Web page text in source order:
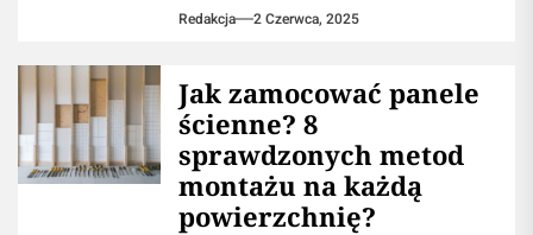
Redakcja 2 Czerwca, 2025
Jak zamocować panele
ścienne? 8
sprawdzonych metod
montażu na każdą
powierzchnię?